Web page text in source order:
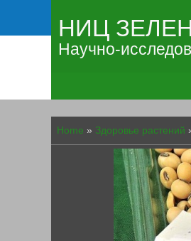
НИЦ
Научно-
Home » Здоровье растений